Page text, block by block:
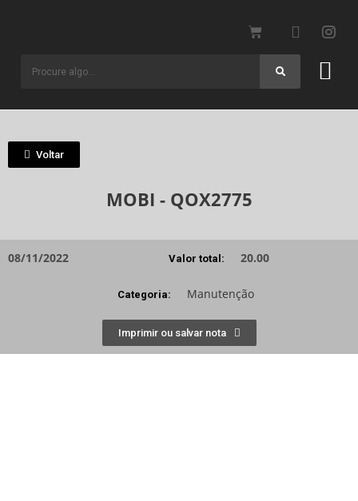
Voltar
MOBI - QOX2775
08/11/2022 Valor total: 20.00
Categoria: Manutenção
Imprimir ou salvar nota